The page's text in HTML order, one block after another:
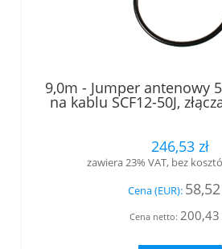
9,0m - Jumper antenowy
na kablu SCF12-50J,
7/16 męski kątowy,
246,53 zł
zawiera 23% VAT, bez
Cena (EUR):
Cena netto: 200,43